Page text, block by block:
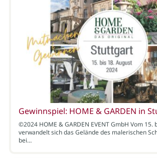
Gewinnspiel: HOME & GARDEN in
©2024 HOME & GARDEN EVENT GmbH Vom 15.
verwandelt sich das Gelände des malerischen
bei…